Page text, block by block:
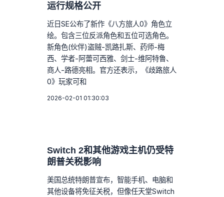
运行规格公开
近日SE公布了新作《八方旅人0》角色立
绘。包含三位反派角色和五位可选角色。
新角色(伙伴)盗贼-凯路扎斯、药师-梅
西、学者-阿蕾可西雅、剑士-维阿特鲁、
商人-路德亮相。官方还表示，《歧路旅人
0》玩家可和
2026-02-01 01:30:03
Switch 2和其他游戏主机仍受特
朗普关税影响
美国总统特朗普宣布，智能手机、电脑和
其他设备将免征关税，但像任天堂Switch